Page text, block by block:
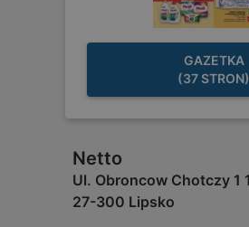
GAZETKA
(37 STRON)
Netto
Ul. Obroncow Chotczy 1 1
27-300 Lipsko